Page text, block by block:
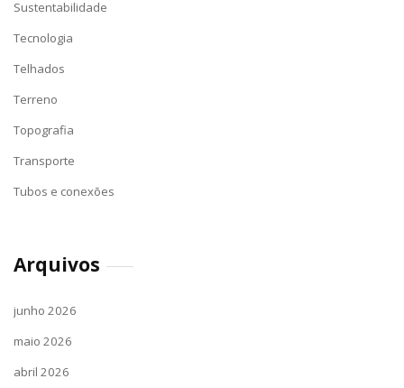
Sustentabilidade
Tecnologia
Telhados
Terreno
Topografia
Transporte
Tubos e conexões
Arquivos
junho 2026
maio 2026
abril 2026